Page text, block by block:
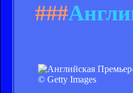
###
© Getty Images